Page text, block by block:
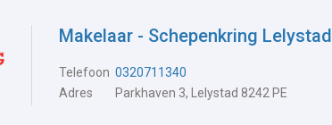
Makelaar - Schepenkring Lelystad
Telefoon 0320711340
Adres
Parkhaven 3, Lelystad 8242 PE